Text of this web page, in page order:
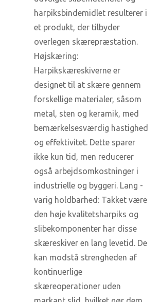
harpiksbindemidlet resulterer i
et produkt, der tilbyder
overlegen skærepræstation.
Højskæring:
Harpikskæreskiverne er
designet til at skære gennem
forskellige materialer, såsom
metal, sten og keramik, med
bemærkelsesværdig hastighed
og effektivitet. Dette sparer
ikke kun tid, men reducerer
også arbejdsomkostninger i
industrielle og byggeri. Lang -
varig holdbarhed: Takket være
den høje kvalitetsharpiks og
slibekomponenter har disse
skæreskiver en lang levetid. De
kan modstå strengheden af ​​
kontinuerlige
skæreoperationer uden